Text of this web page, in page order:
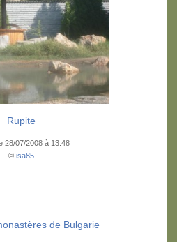
Rupite
28/07/2008 à 13:48
© isa85
de Bulgarie